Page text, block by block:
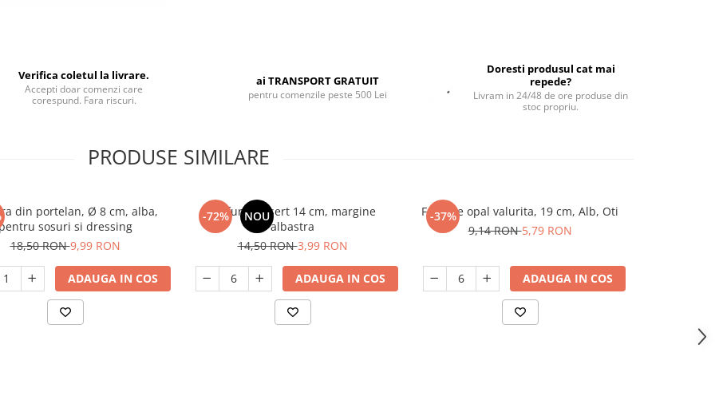
Verifica coletul la livrare.
Accepti doar comenzi care
corespund. Fara riscuri.
ai TRANSPORT GRATUIT
pentru comenzile peste 500 Lei
Doresti produsul cat mai
repede?
Livram in 24/48 de ore produse din
stoc propriu.
PRODUSE SIMILARE
din portelan, Ø 8 cm, alba,
sosuri si dressing
18,50 RON9,99 RON
ADAUGA IN COS
-72% NOU
Farfurie desert 14 cm, margine
albastra
14,50 RON3,99 RON
ADAUGA IN COS
-37%
Farfurie opal valurita, 19 cm, Alb, Oti
9,14 RON5,79 RON
ADAUGA IN COS